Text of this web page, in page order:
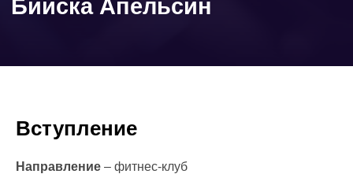
Вступление
Направление – фитнес-клуб